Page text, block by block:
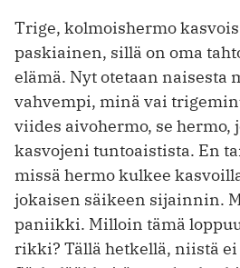
Trige, kolmoishermo
paskiainen, sillä on oma
elämä. Nyt otetaan naisesta
vahvempi, minä vai
viides aivohermo, se hermo,
kasvojeni tuntoaistista. En
missä hermo kulkee
jokaisen säikeen sijainnin.
paniikki. Milloin tämä
rikki? Tällä hetkellä, niistä